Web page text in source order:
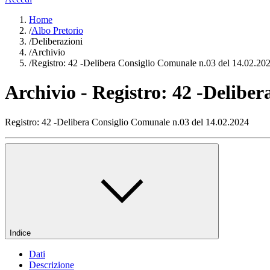
Home
/Albo Pretorio
/Deliberazioni
/Archivio
/Registro: 42 -Delibera Consiglio Comunale n.03 del
Archivio - Registro: 42 -
Registro: 42 -Delibera Consiglio Comunale n.03 del 14.02.2024
Indice
Dati
Descrizione